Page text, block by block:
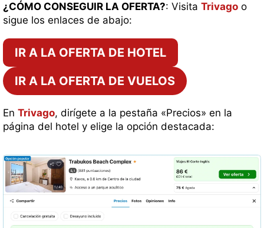
¿CÓMO CONSEGUIR LA OFERTA?: Visita Trivago o
sigue los enlaces de abajo:
IR A LA OFERTA DE HOTEL
IR A LA OFERTA DE VUELOS
En Trivago, dirígete a la pestaña «Precios» en la
página del hotel y elige la opción destacada: